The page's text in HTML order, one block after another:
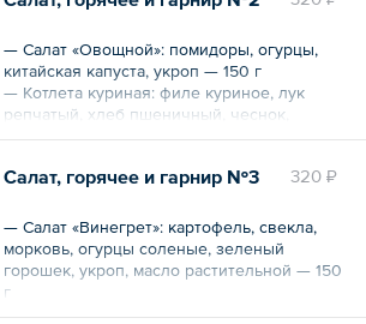
масло сливочное топленое — 150 г
Общий вес – 450 г
— Салат «Овощной»: помидоры, огурцы,
китайская капуста, укроп — 150 г
— Котлета куриная: филе куриное, лук
репчатый, хлеб пшеничный, чеснок,
зелень, масло растительное — 90 г
изделие «перья», масло— 115 г
Общий вес – 355 г
320 ₽
Салат, горячее и гарнир №3
— Салат «Винегрет»: картофель, свекла,
морковь, огурцы соленые, зеленый
горошек, укроп, масло растительной — 150
г
— Рыба в кляре: рыба горбуша, яйцо